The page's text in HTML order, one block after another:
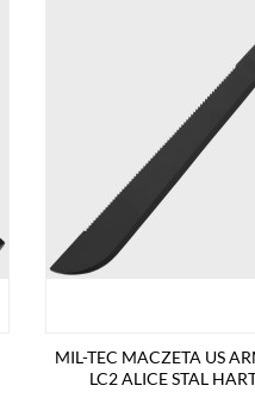
MIL-TEC MACZETA US
LC2 ALICE STAL